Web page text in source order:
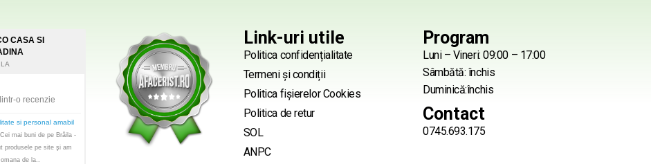
CASA SI
o recenzie
si personal amabil
Cei mai buni de pe Brăila -
produsele pe site şi am
de la..
Link-uri utile
Politica confidențialitate
Termeni și condiții
Politica fișierelor Cookies
Politica de retur
SOL
ANPC
Program
Luni – Vineri: 09:00 – 17:00
Sâmbătă: închis
Duminică:închis
Contact
0745.693.175